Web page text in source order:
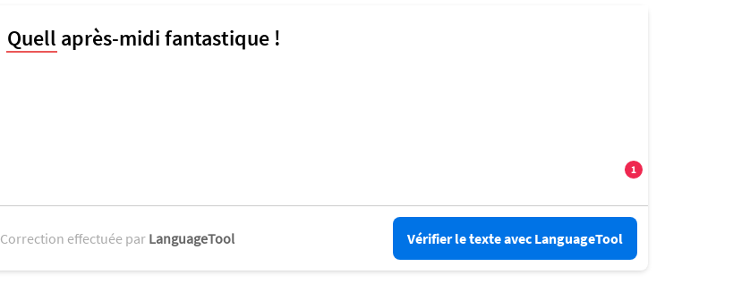
Correction effectuée par LanguageTool Vérifier le texte avec LanguageTool